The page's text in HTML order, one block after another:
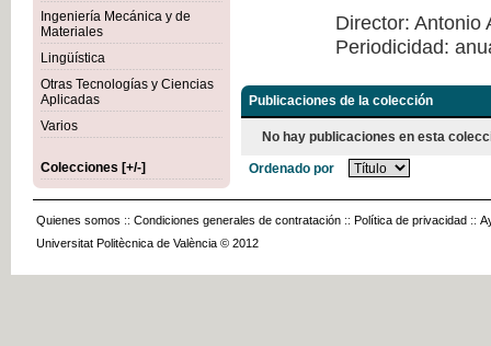
Ingeniería Mecánica y de
Materiales
Lingüística
Otras Tecnologías y Ciencias
Aplicadas
Varios
Colecciones [+/-]
Director: Antonio
Periodicidad:
Publicaciones de la colección
No hay publicaciones en esta
Ordenado por
Quienes somos :: Condiciones generales de contratación :: Política de privacidad ::
Universitat Politècnica de València © 2012